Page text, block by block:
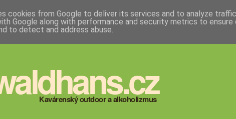
Kavárenský outdoor a alkoholizmus
cookies from Google to deliver its services and to analyze
Google along with performance and security metrics to
to detect and address abuse.